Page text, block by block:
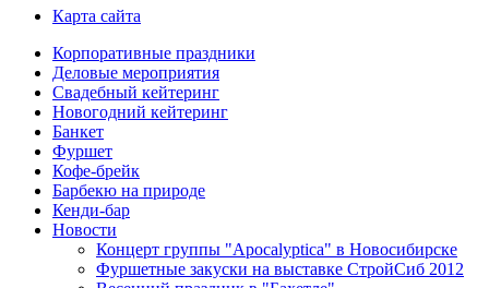
Карта сайта
Корпоративные праздники
Деловые мероприятия
Свадебный кейтеринг
Новогодний кейтеринг
Банкет
Фуршет
Кофе-брейк
Барбекю на природе
Кенди-бар
Новости
Концерт группы "Apocalyptica" в Новосибирске
Фуршетные закуски на выставке СтройСиб 2012